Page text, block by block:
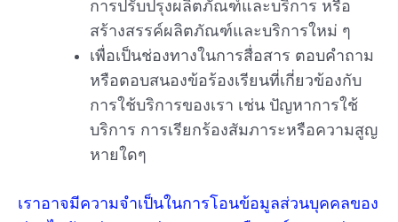
การปรับปรุงผลิตภัณฑ์และบริการ หรือ
สร้างสรรค์ผลิตภัณฑ์และบริการใหม่ ๆ
เพื่อเป็นช่องทางในการสื่อสาร ตอบคำถาม
หรือตอบสนองข้อร้องเรียนที่เกี่ยวข้องกับ
การใช้บริการของเรา เช่น ปัญหาการใช้
บริการ การเรียกร้องสัมภาระหรือความสูญ
หายใดๆ
เราอาจมีความจำเป็นในการโอนข้อมูลส่วนบุคคลของ